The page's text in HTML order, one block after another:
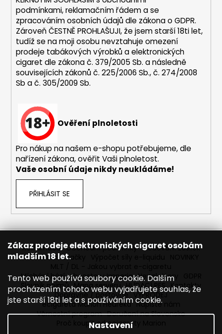
Zákaz prodeje elektronických cigaret osobám
mladším 18 let.
Tento web používá soubory cookie. Dalším
procházením tohoto webu vyjadřujete souhlas, že
jste starší 18ti let a s používáním cookie.
Nastavení
v
k
y
v
ý
p
i
18MG
155
Kč
Původně:
195
Kč
podmínkami,reklamačním řádem a se
zpracováním osobních údajů dle zákona oGDPR.
Zároveň ČESTNĚ PROHLAŠUJI, že jsem starší 18ti let,
tudíž se na moji osobu nevztahuje omezení
prodeje tabákových výrobků a elektronických
cigaret dle zákona č. 379/2005 Sb. a následně
souvisejících zákonů č. 225/2006 Sb., č. 274/2008
Sb a č. 305/2009 Sb.
Ověření plnoletosti
Pro nákup na našem e-shopu potřebujeme, dle
nařízení zákona, ověřit Vaši plnoletost.
Vaše osobní údaje nikdy neukládáme!
PŘIHLÁSIT SE
Reklamace Obchodní podmínky Sledování zásilek
Prodávané značky
Míchání bází a boosteru Imperia Newslettery
Slovník pojmů Mapa serveru HLÍDACÍ PES Kontakty
Dopravné / poštovné VÝPRODEJ
ecigareta Marion Heureka Napište nám
Věrnostní program Doručení na Slovensko
Proč koupit od ecigarety Marion